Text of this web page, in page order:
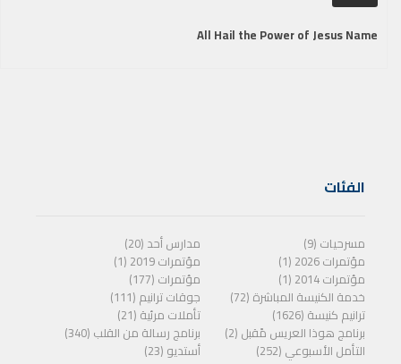
All Hail the Power of Jesus Name
الفئات
مسرحيات (9)
مدارس أحد (20)
مؤتمرات 2026 (1)
مؤتمرات 2019 (1)
مؤتمرات 2014 (1)
مؤتمرات (177)
خدمة الكنيسة المباشرة (72)
جوقات ترانيم (111)
ترانيم كنيسة (1626)
تأملات مرئية (21)
برنامج هوذا العريس مًقبل (2)
برنامج رسالة من القلب (340)
التأمل الأسبوعي (252)
أستديو (23)